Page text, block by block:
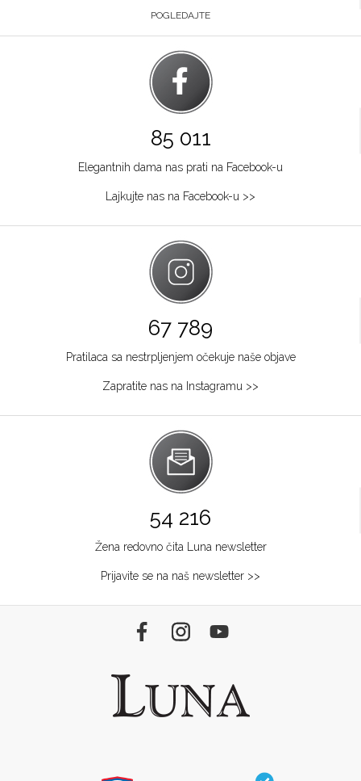
POGLEDAJTE
85 011
Elegantnih dama nas prati na Facebook-u
Lajkujte nas na Facebook-u >>
67 789
Pratilaca sa nestrpljenjem očekuje naše objave
Zapratite nas na Instagramu >>
54 216
Žena redovno čita Luna newsletter
Prijavite se na naš newsletter >>